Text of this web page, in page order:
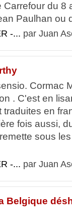
du 8
Paulhan ou
-... par Juan
Cormac
. C'est en
en
fois aussi,
sous
-... par Juan
Belgique